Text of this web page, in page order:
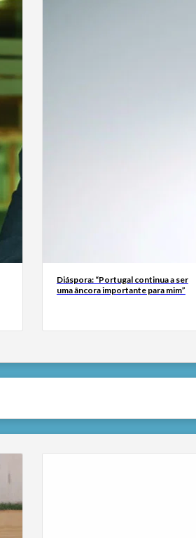
Diáspora: “Portugal continua a ser
uma âncora importante para mim”